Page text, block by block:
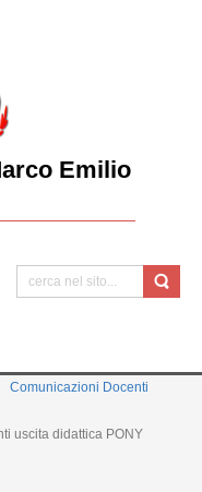
Emilio
Comunicazioni Docenti
uscita didattica PONY